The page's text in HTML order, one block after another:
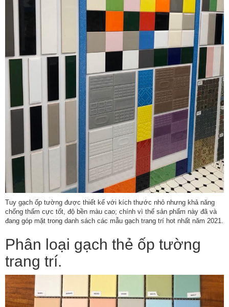
Tuy gạch ốp tường được thiết kế với kích thước nhỏ nhưng khả năng
chống thấm cực tốt, độ bền màu cao; chính vì thế sản phẩm này đã và
đang góp mặt trong danh sách các mẫu gạch trang trí hot nhất năm 2021.
Phân loại gạch thẻ ốp tường
trang trí.